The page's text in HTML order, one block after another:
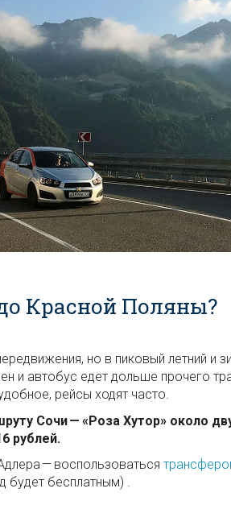
Красной Поляны?
но в пиковый летний и
и автобус едет дольше прочего
рейсы ходят часто.
Сочи — «Роза Хутор» около
рублей.
— воспользоваться
будет бесплатным) .